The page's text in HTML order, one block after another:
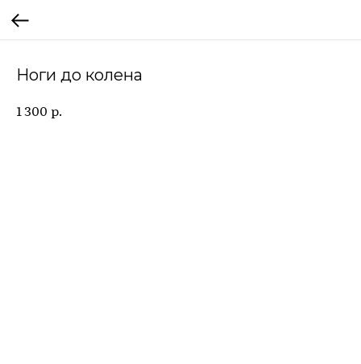
Ноги до колена
1 300 р.